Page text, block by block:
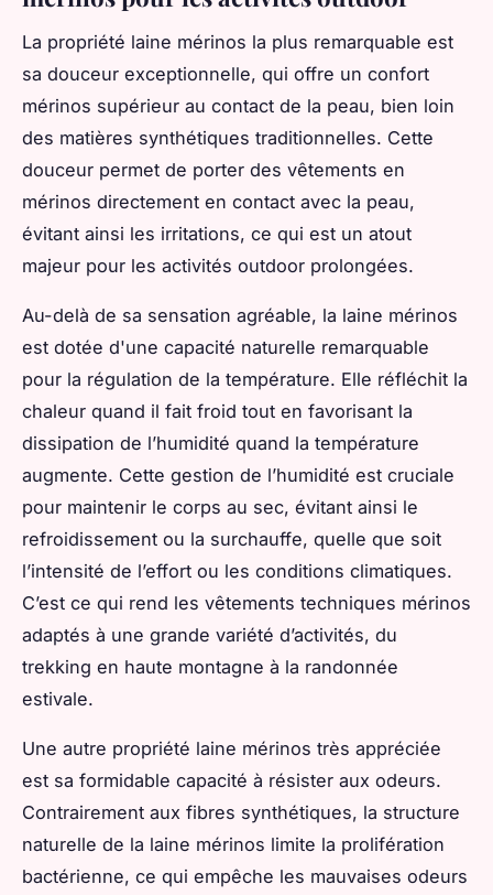
La propriété laine mérinos la plus remarquable est
sa douceur exceptionnelle, qui offre un confort
mérinos supérieur au contact de la peau, bien loin
des matières synthétiques traditionnelles. Cette
douceur permet de porter des vêtements en
mérinos directement en contact avec la peau,
évitant ainsi les irritations, ce qui est un atout
majeur pour les activités outdoor prolongées.
Au-delà de sa sensation agréable, la laine mérinos
est dotée d'une capacité naturelle remarquable
pour la régulation de la température. Elle réfléchit la
chaleur quand il fait froid tout en favorisant la
dissipation de l’humidité quand la température
augmente. Cette gestion de l’humidité est cruciale
pour maintenir le corps au sec, évitant ainsi le
refroidissement ou la surchauffe, quelle que soit
l’intensité de l’effort ou les conditions climatiques.
C’est ce qui rend les vêtements techniques mérinos
adaptés à une grande variété d’activités, du
trekking en haute montagne à la randonnée
estivale.
Une autre propriété laine mérinos très appréciée
est sa formidable capacité à résister aux odeurs.
Contrairement aux fibres synthétiques, la structure
naturelle de la laine mérinos limite la prolifération
bactérienne, ce qui empêche les mauvaises odeurs